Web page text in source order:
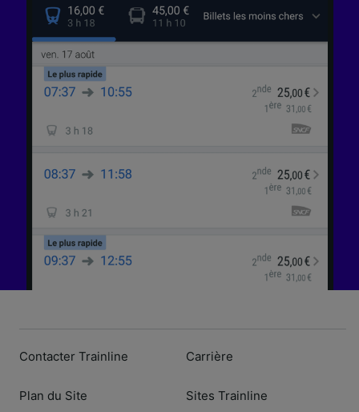
Contacter Trainline
Plan du Site
Carrière
Sites Trainline